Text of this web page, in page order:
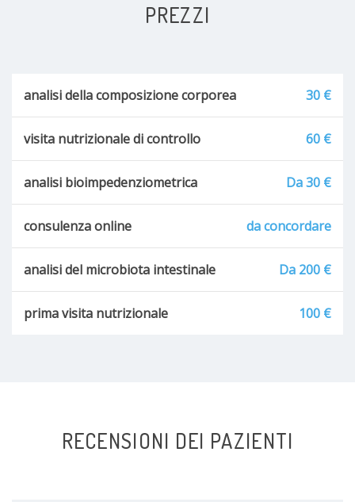
PREZZI
analisi della composizione corporea 30 €
visita nutrizionale di controllo 60 €
analisi bioimpedenziometrica Da 30 €
consulenza online da concordare
analisi del microbiota intestinale Da 200 €
prima visita nutrizionale 100 €
RECENSIONI DEI PAZIENTI